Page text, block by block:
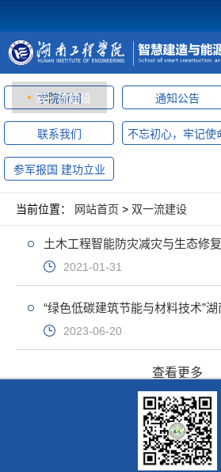
双一流建设
学院新闻 通知公告
联系我们 不忘初心，牢记使
参军报国 建功立业
当前位置： 网站首页 > 双一流建设
土木工程智能防灾减灾与生态修
2021-01-31
“绿色低碳建筑节能与材料技术”
2023-06-20
查看更多